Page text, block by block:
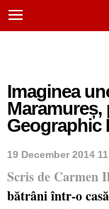
Imaginea
Maramureș,
Geographic
19 December 2014
Scris de Carmen
bătrâni într-o